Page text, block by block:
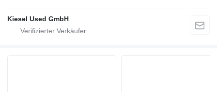
Kiesel Used GmbH